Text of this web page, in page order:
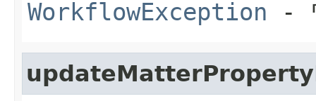
WorkflowException -